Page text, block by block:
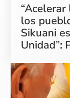
los
Sikuani
Unidad”: